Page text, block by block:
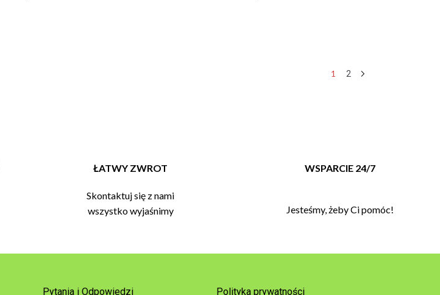
1
2
ŁATWY ZWROT
Skontaktuj się z nami
wszystko wyjaśnimy
WSPARCIE 24/7
Jesteśmy, żeby Ci pomóc!
Pytania i Odpowiedzi Polityka prywatności